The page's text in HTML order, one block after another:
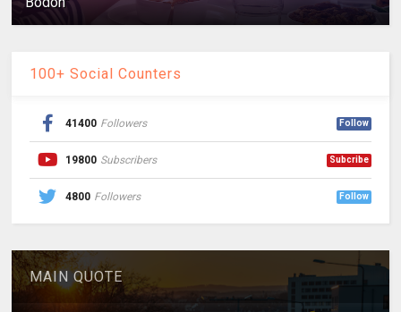
100+ Social Counters
41400 Followers Follow
19800 Subscribers Subcribe
4800 Followers Follow
MAIN QUOTE